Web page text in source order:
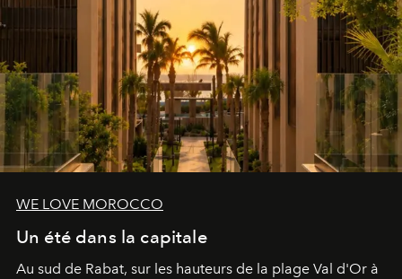
WE LOVE MOROCCO
Un été dans la capitale
Au sud de Rabat, sur les hauteurs de la plage Val d'Or à